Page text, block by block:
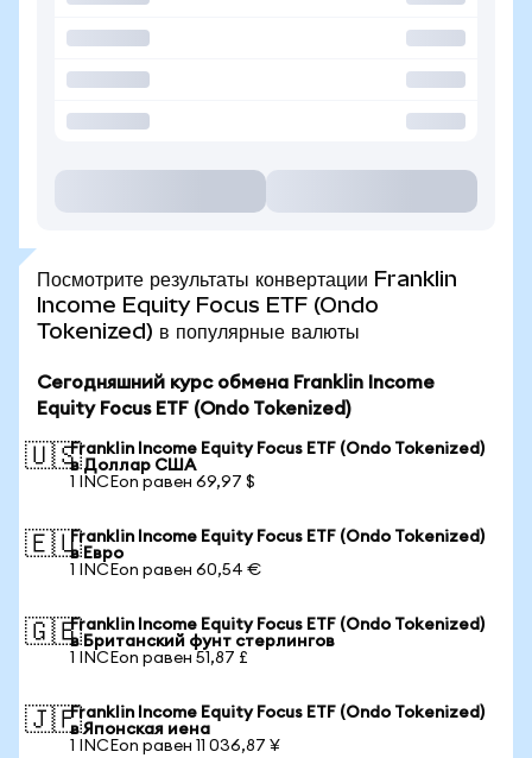
Посмотрите результаты конвертации Franklin
Income Equity Focus ETF (Ondo
Tokenized) в популярные валюты
Сегодняшний курс обмена Franklin Income
Equity Focus ETF (Ondo Tokenized)
🇺🇸Franklin Income Equity Focus ETF (Ondo Tokenized)
в Доллар США
1 INCEon равен 69,97 $
🇪🇺Franklin Income Equity Focus ETF (Ondo Tokenized)
в Евро
1 INCEon равен 60,54 €
🇬🇧Franklin Income Equity Focus ETF (Ondo Tokenized)
в Британский фунт стерлингов
1 INCEon равен 51,87 £
🇯🇵Franklin Income Equity Focus ETF (Ondo Tokenized)
в Японская иена
1 INCEon равен 11 036,87 ¥